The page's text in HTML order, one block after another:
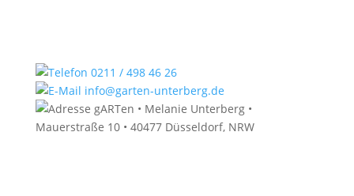
0211 / 498 46 26
info@garten-unterberg.de
gARTen • Melanie Unterberg •
Mauerstraße 10 • 40477 Düsseldorf, NRW